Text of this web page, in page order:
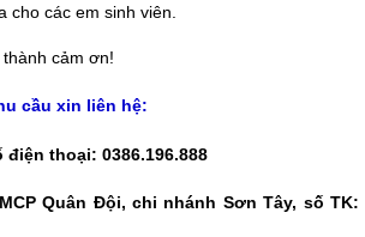
cho các em sinh viên.
cảm ơn!
cầu xin liên hệ:
điện thoại: 0386.196.888
Quân Đội, chi nhánh Sơn Tây, số TK: